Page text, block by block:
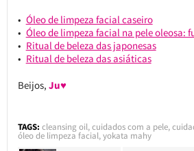
Óleo de limpeza facial caseiro
Óleo de limpeza facial na pele oleosa:
Ritual de beleza das japonesas
Ritual de beleza das asiáticas
Beijos, Ju♥
TAGS: cleansing oil,cuidados com a pele,
óleo de limpeza facial,yokata mahy